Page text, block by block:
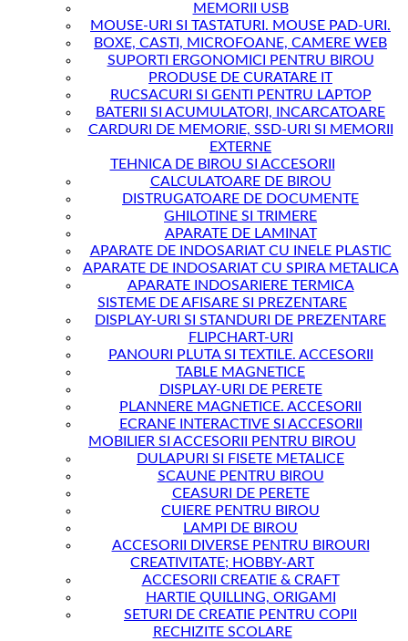
MEMORII USB
MOUSE-URI SI TASTATURI. MOUSE PAD-URI.
BOXE, CASTI, MICROFOANE, CAMERE WEB
SUPORTI ERGONOMICI PENTRU BIROU
PRODUSE DE CURATARE IT
RUCSACURI SI GENTI PENTRU LAPTOP
BATERII SI ACUMULATORI, INCARCATOARE
CARDURI DE MEMORIE, SSD-URI SI MEMORII
EXTERNE
TEHNICA DE BIROU SI ACCESORII
CALCULATOARE DE BIROU
DISTRUGATOARE DE DOCUMENTE
GHILOTINE SI TRIMERE
APARATE DE LAMINAT
APARATE DE INDOSARIAT CU INELE PLASTIC
APARATE DE INDOSARIAT CU SPIRA METALICA
APARATE INDOSARIERE TERMICA
SISTEME DE AFISARE SI PREZENTARE
DISPLAY-URI SI STANDURI DE PREZENTARE
FLIPCHART-URI
PANOURI PLUTA SI TEXTILE. ACCESORII
TABLE MAGNETICE
DISPLAY-URI DE PERETE
PLANNERE MAGNETICE. ACCESORII
ECRANE INTERACTIVE SI ACCESORII
MOBILIER SI ACCESORII PENTRU BIROU
DULAPURI SI FISETE METALICE
SCAUNE PENTRU BIROU
CEASURI DE PERETE
CUIERE PENTRU BIROU
LAMPI DE BIROU
ACCESORII DIVERSE PENTRU BIROURI
CREATIVITATE; HOBBY-ART
ACCESORII CREATIE & CRAFT
HARTIE QUILLING, ORIGAMI
SETURI DE CREATIE PENTRU COPII
RECHIZITE SCOLARE